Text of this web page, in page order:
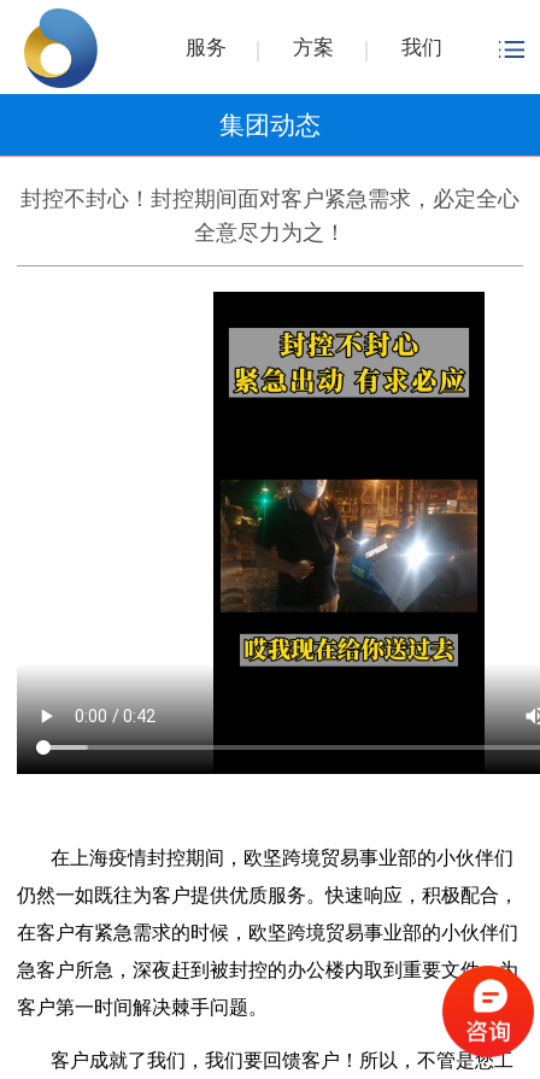
服务 方案 我们
集团动态
封控不封心！封控期间面对客户紧急需求，必定全心
全意尽力为之！
在上海疫情封控期间，欧坚跨境贸易事业部的小伙伴们
仍然一如既往为客户提供优质服务。快速响应，积极配合，
在客户有紧急需求的时候，欧坚跨境贸易事业部的小伙伴们
急客户所急，深夜赶到被封控的办公楼内取到重要文件，为
客户第一时间解决棘手问题。
客户成就了我们，我们要回馈客户！所以，不管是您工